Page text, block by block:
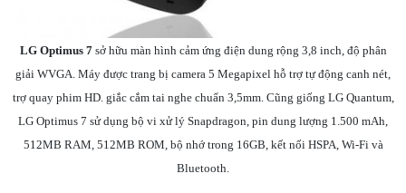
LG Optimus 7 sở hữu màn hình cảm ứng điện dung rộng 3,8 inch, độ phân
giải WVGA. Máy được trang bị camera 5 Megapixel hỗ trợ tự động canh nét,
trợ quay phim HD. giắc cắm tai nghe chuẩn 3,5mm. Cũng giống LG Quantum,
LG Optimus 7 sử dụng bộ vi xử lý Snapdragon, pin dung lượng 1.500 mAh,
512MB RAM, 512MB ROM, bộ nhớ trong 16GB, kết nối HSPA, Wi-Fi và
Bluetooth.